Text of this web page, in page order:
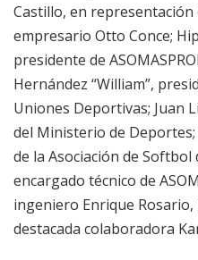
Castillo, en representación
empresario Otto Conce;
presidente de
Hernández “William”,
Uniones Deportivas; Juan
del Ministerio de
de la Asociación de
encargado técnico de
ingeniero Enrique Rosario,
destacada colaboradora